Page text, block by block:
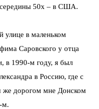
50х – в США.
улице в маленьком
Саровского у отца
в 1990-м году, я был
в Россию, где с
же дорогом мне Донском
м.